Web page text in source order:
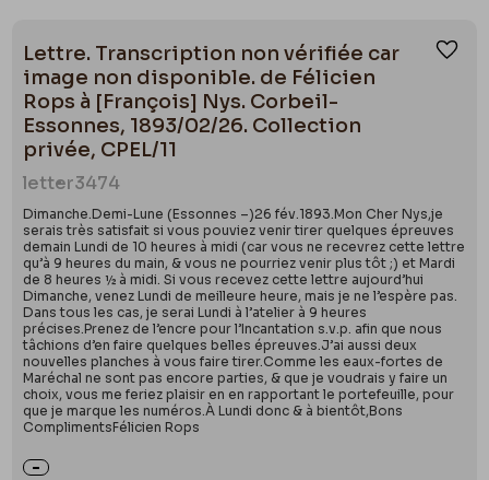
Lettre. Transcription non vérifiée car
image non disponible. de Félicien
Rops à [François] Nys. Corbeil-
Essonnes, 1893/02/26. Collection
privée, CPEL/11
letter3474
Dimanche.Demi-Lune (Essonnes –)26 fév.1893.Mon Cher Nys,je
serais très satisfait si vous pouviez venir tirer quelques épreuves
demain Lundi de 10 heures à midi (car vous ne recevrez cette lettre
qu’à 9 heures du main, & vous ne pourriez venir plus tôt ;) et Mardi
de 8 heures ½ à midi. Si vous recevez cette lettre aujourd’hui
Dimanche, venez Lundi de meilleure heure, mais je ne l’espère pas.
Dans tous les cas, je serai Lundi à l’atelier à 9 heures
précises.Prenez de l’encre pour l’Incantation s.v.p. afin que nous
tâchions d’en faire quelques belles épreuves.J’ai aussi deux
nouvelles planches à vous faire tirer.Comme les eaux-fortes de
Maréchal ne sont pas encore parties, & que je voudrais y faire un
choix, vous me feriez plaisir en en rapportant le portefeuille, pour
que je marque les numéros.À Lundi donc & à bientôt,Bons
ComplimentsFélicien Rops